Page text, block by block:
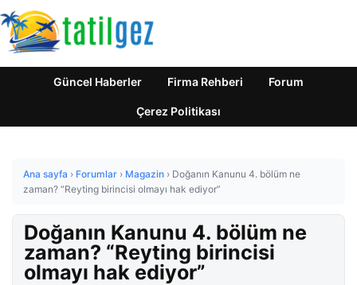
Güncel Haberler Firma Rehberi Forum
Çerez Politikası
Ana sayfa › Forumlar › Magazin › Doğanın Kanunu 4. bölüm ne
zaman? “Reyting birincisi olmayı hak ediyor”
Doğanın Kanunu 4. bölüm ne
zaman? “Reyting birincisi
olmayı hak ediyor”